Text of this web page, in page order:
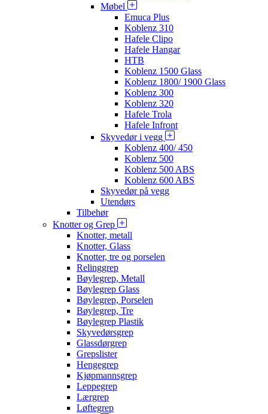
Møbel
Emuca Plus
Koblenz 310
Hafele Clipo
Hafele Hangar
HTB
Koblenz 1500 Glass
Koblenz 1800/ 1900 Glass
Koblenz 300
Koblenz 320
Hafele Trola
Hafele Infront
Skyvedør i vegg
Koblenz 400/ 450
Koblenz 500
Koblenz 500 ABS
Koblenz 600 ABS
Skyvedør på vegg
Utendørs
Tilbehør
Knotter og Grep
Knotter, metall
Knotter, Glass
Knotter, tre og porselen
Relinggrep
Bøylegrep, Metall
Bøylegrep Glass
Bøylegrep, Porselen
Bøylegrep, Tre
Bøylegrep Plastik
Skyvedørsgrep
Glassdørgrep
Grepslister
Hengegrep
Kjøpmannsgrep
Leppegrep
Lærgrep
Løftegrep